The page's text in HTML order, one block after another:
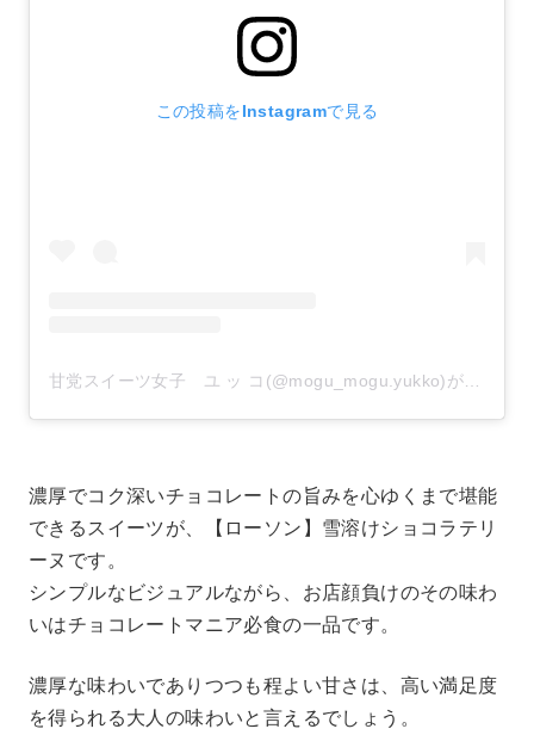
この投稿をInstagramで見る
甘党スイーツ女子 ユ ッ コ(@mogu_mogu.yukko)がシェアした投稿
濃厚でコク深いチョコレートの旨みを心ゆくまで堪能
できるスイーツが、【ローソン】雪溶けショコラテリ
ーヌです。
シンプルなビジュアルながら、お店顔負けのその味わ
いはチョコレートマニア必食の一品です。
濃厚な味わいでありつつも程よい甘さは、高い満足度
を得られる大人の味わいと言えるでしょう。